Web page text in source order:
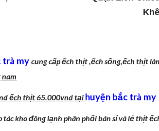
Khê
trà mycung cấp ếch thịt ,ếch sống,ếch thịt
ếch thịt 65.000vnd tại huyện bắc trà my
kho đông lạnh phân phối bán sỉ và lẻ thịt